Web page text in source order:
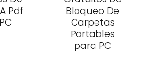
Pdf
Bloqueo De
Carpetas
Portables
para PC